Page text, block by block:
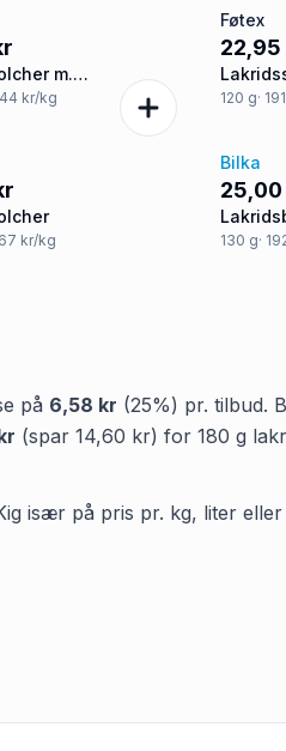
m.
kr/kg
Føtex
22,95
120 g·
kr/kg
Bilka
130 g·
på 6,58 kr (25%) pr. tilbud.
(spar 14,60 kr) for 180 g
især på pris pr. kg, liter eller